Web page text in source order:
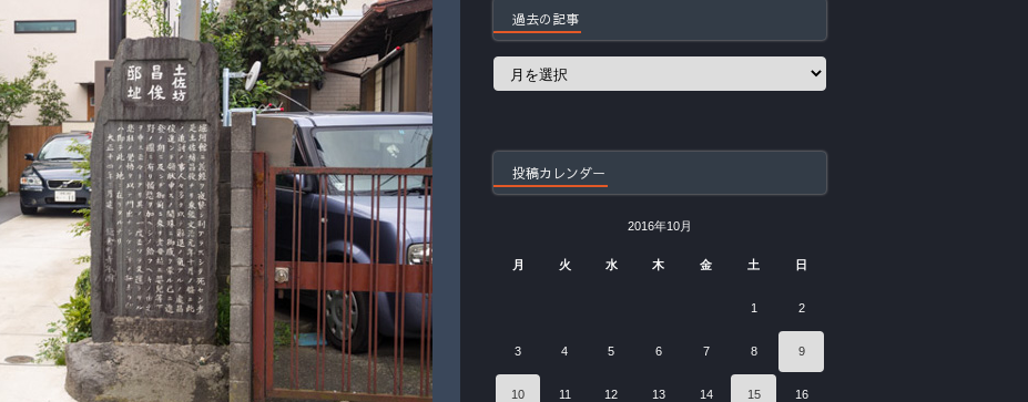
過去の記事
過
投稿カレンダー
2016年10月
月 火 水 木 金 土 日
1 2
3 4 5 6 7 8 9
10 11 12 13 14 15 16